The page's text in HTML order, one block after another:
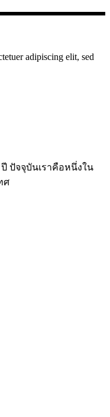
adipiscing elit, sed
ปี ปัจจุบันเราคือหนึ่งใน
ศ